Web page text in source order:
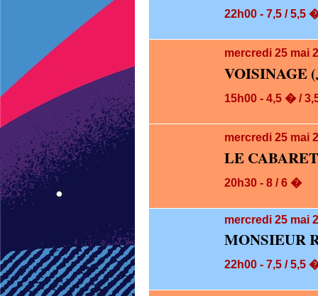
22h00 - 7,5 / 5,5
mercredi 25 mai
VOISINAGE
15h00 - 4,5 � /
mercredi 25 mai
LE
20h30 - 8 / 6 �
mercredi 25 mai
MONSIEUR
22h00 - 7,5 / 5,5